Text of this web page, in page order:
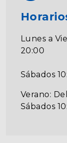
Lunes a
20:00
Sábados
Verano:
Sábados